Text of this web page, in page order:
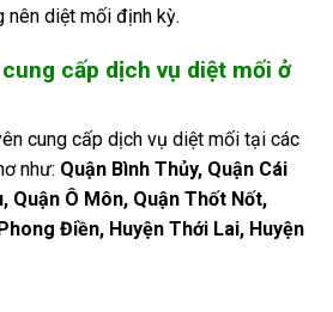
nên diệt mối định kỳ.
cấp dịch vụ diệt mối ở
cung cấp dịch vụ diệt mối tại các
như: Quận Bình Thủy, Quận Cái
Quận Ô Môn, Quận Thốt Nốt,
Điền, Huyện Thới Lai, Huyện